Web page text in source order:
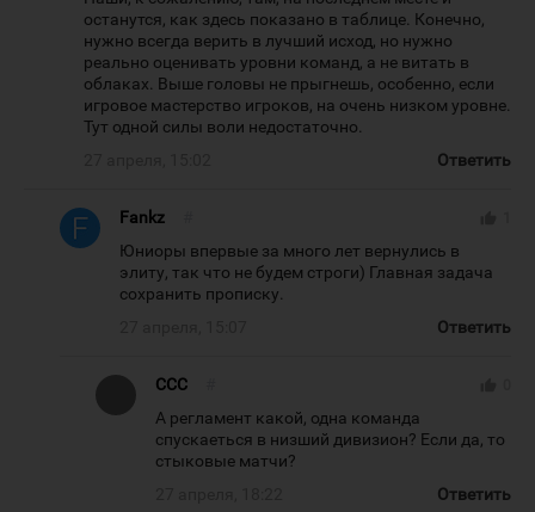
останутся, как здесь показано в таблице. Конечно,
нужно всегда верить в лучший исход, но нужно
реально оценивать уровни команд, а не витать в
облаках. Выше головы не прыгнешь, особенно, если
игровое мастерство игроков, на очень низком уровне.
Тут одной силы воли недостаточно.
Ответить
Fankz
Юниоры впервые за много лет вернулись в
элиту, так что не будем строги) Главная задача
сохранить прописку.
Ответить
CCC
А регламент какой, одна команда
спускаеться в низший дивизион? Если да, то
стыковые матчи?
Ответить